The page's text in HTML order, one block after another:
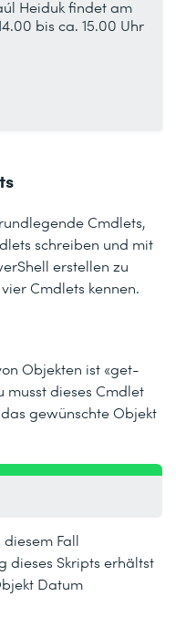
Heiduk findet am
bis ca. 15.00 Uhr
Cmdlets,
schreiben und mit
erstellen zu
Cmdlets kennen.
Objekten ist «get-
musst dieses Cmdlet
gewünschte Objekt
Fall
dieses Skripts erhältst
Datum